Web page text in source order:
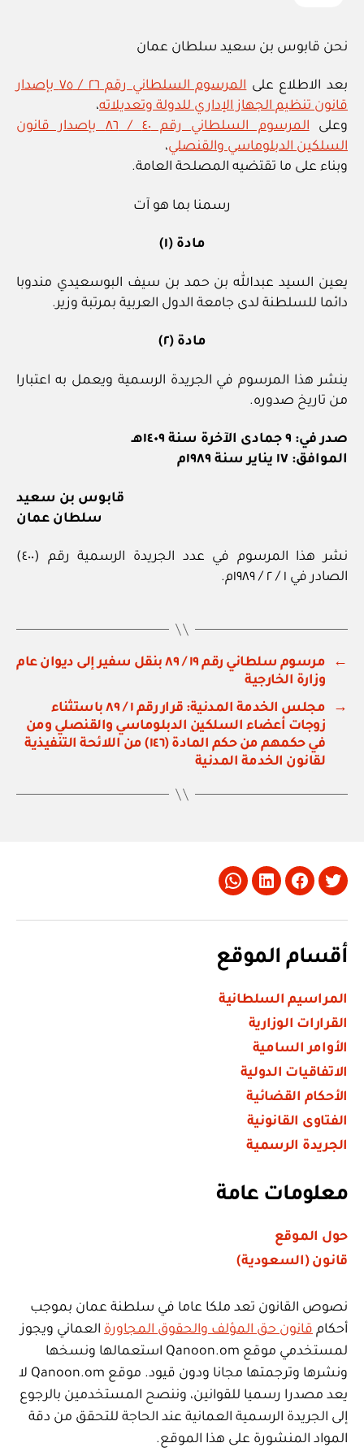
نحن قابوس بن سعيد سلطان عمان
بعد الاطلاع على
المرسوم السلطاني رقم ٢٦ / ٧٥ بإصدار
قانون تنظيم الجهاز الإداري للدولة وتعديلاته،
وعلى
المرسوم السلطاني رقم ٤٠ / ٨٦ بإصدار قانون
السلكين الدبلوماسي والقنصلي،
وبناء على ما تقتضيه المصلحة العامة.
رسمنا بما هو آت
مادة (١)
يعين السيد عبدالله بن حمد بن سيف البوسعيدي مندوبا
دائما للسلطنة لدى جامعة الدول العربية بمرتبة وزير.
مادة (٢)
ينشر هذا المرسوم في الجريدة الرسمية ويعمل به اعتبارا
من تاريخ صدوره.
صدر في: ٩ جمادى الآخرة سنة ١٤٠٩هـ
الموافق: ١٧ يناير سنة ١٩٨٩م
قابوس بن سعيد
سلطان عمان
نشر هذا المرسوم في عدد الجريدة الرسمية رقم (٤٠٠)
الصادر في ١ / ٢ / ١٩٨٩م.
←
مرسوم سلطاني رقم ١٩ / ٨٩ بنقل سفير إلى ديوان عام
وزارة الخارجية
→
مجلس الخدمة المدنية: قرار رقم ١ / ٨٩ باستثناء
زوجات أعضاء السلكين الدبلوماسي والقنصلي ومن
في حكمهم من حكم المادة (١٤٦) من اللائحة التنفيذية
لقانون الخدمة المدنية
Twitter
Facebook
LinkedIn
Whatsapp
أقسام الموقع
المراسيم السلطانية
القرارات الوزارية
الأوامر السامية
الاتفاقيات الدولية
الأحكام القضائية
الفتاوى القانونية
الجريدة الرسمية
معلومات عامة
حول الموقع
قانون (السعودية)
نصوص القانون تعد ملكا عاما في سلطنة عمان بموجب
أحكام قانون حق المؤلف والحقوق المجاورة العماني ويجوز
لمستخدمي موقع Qanoon.om استعمالها ونسخها
ونشرها وترجمتها مجانا ودون قيود. موقع Qanoon.om لا
يعد مصدرا رسميا للقوانين، وننصح المستخدمين بالرجوع
إلى الجريدة الرسمية العمانية عند الحاجة للتحقق من دقة
المواد المنشورة على هذا الموقع.